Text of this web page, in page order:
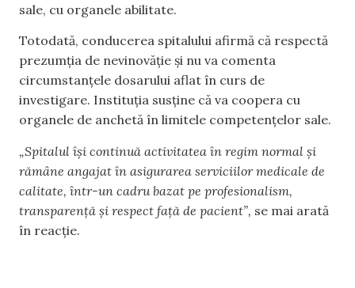
sale, cu organele abilitate.
Totodată, conducerea spitalului afirmă că respectă
prezumția de nevinovăție și nu va comenta
circumstanțele dosarului aflat în curs de
investigare. Instituția susține că va coopera cu
organele de anchetă în limitele competențelor sale.
„Spitalul își continuă activitatea în regim normal și
rămâne angajat în asigurarea serviciilor medicale de
calitate, într-un cadru bazat pe profesionalism,
transparență și respect față de pacient”, se mai arată
în reacție.